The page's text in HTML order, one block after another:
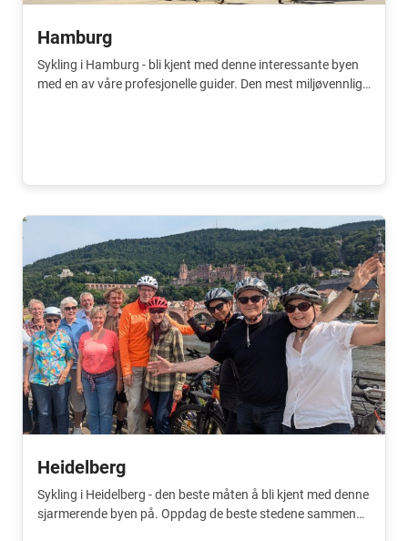
Hamburg
Sykling i Hamburg - bli kjent med denne interessante byen
med en av våre profesjonelle guider. Den mest miljøvennlige
Heidelberg
Sykling i Heidelberg - den beste måten å bli kjent med denne
sjarmerende byen på. Oppdag de beste stedene sammen